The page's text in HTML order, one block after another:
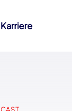
Karriere